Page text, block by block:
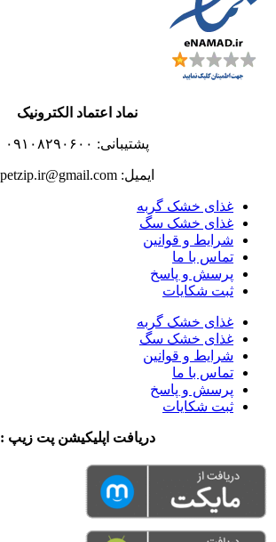
نماد اعتماد الکترونیک
پشتیبانی: ۰۹۱۰۸۲۹۰۶۰۰
ایمیل: petzip.ir@gmail.com
غذای خشک گربه
غذای خشک سگ
شرایط و قوانین
تماس با ما
پرسش و پاسخ
ثبت شکایات
غذای خشک گربه
غذای خشک سگ
شرایط و قوانین
تماس با ما
پرسش و پاسخ
ثبت شکایات
دریافت اپلیکیشن پت زیپ :